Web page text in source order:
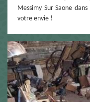
Messimy Sur Saone
votre envie !